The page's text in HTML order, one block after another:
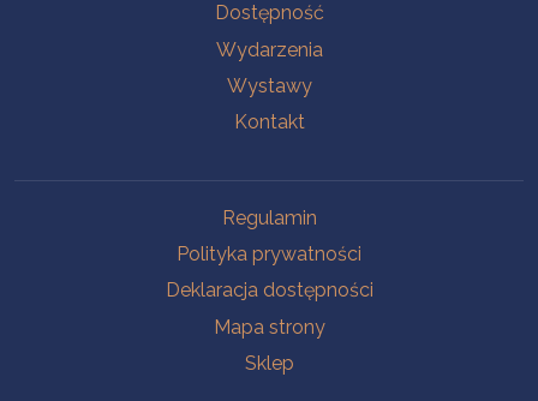
Dostępność
Wydarzenia
Wystawy
Kontakt
Regulamin
Polityka prywatności
Deklaracja dostępności
Mapa strony
Sklep